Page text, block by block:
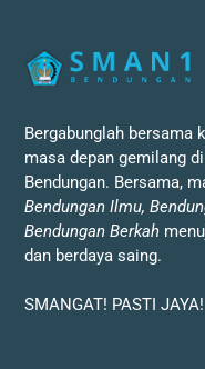
Bergabunglah bersama
masa depan gemilang
Bendungan. Bersama,
Bendungan Ilmu,
Bendungan Berkah
dan berdaya saing.
SMANGAT! PASTI JAYA!